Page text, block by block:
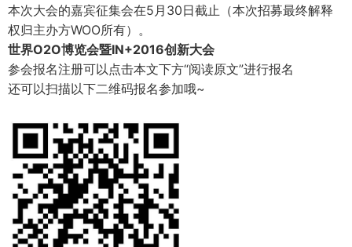
本次大会的嘉宾征集会在5月30日截止（本次招募最终解释
权归主办方WOO所有）。
世界O2O博览会暨IN+2016创新大会
参会报名注册可以点击本文下方“阅读原文”进行报名
还可以扫描以下二维码报名参加哦~